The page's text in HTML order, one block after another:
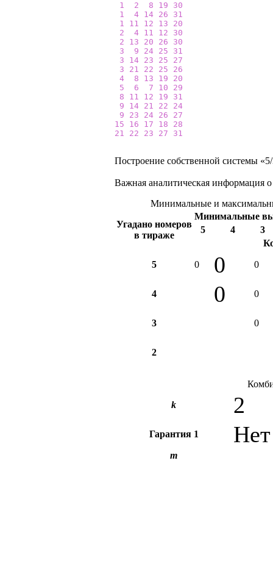
1 2 8 19
30
1
4 14 26
31
1
11 12 13
20
2
4 11 12
30
2
13 20 26
30
3
9 24 25
31
3
14 23 25
27
3
21 22 25
26
4
8 13 19
20
5
6 7 10
29
8
11 12 19
31
9
14 21 22
24
9
23 24 26
27
15
16 17 18
28
21
22 23 27 31
Построение собственной системы
Важная аналитическая информация о
Минимальные и
Угадано номеров
в тираже
Минимальные
5
4
3
5 0 0 0
4 0 0
3 0
2
k
2
Гарантия 1 Нет
m